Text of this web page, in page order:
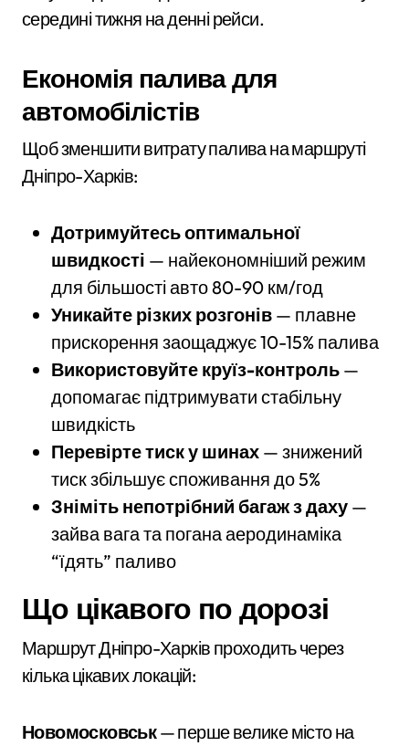
середині тижня на денні рейси.
Економія палива для
автомобілістів
Щоб зменшити витрату палива на маршруті
Дніпро-Харків:
Дотримуйтесь оптимальної
швидкості — найекономніший режим
для більшості авто 80-90 км/год
Уникайте різких розгонів — плавне
прискорення заощаджує 10-15% палива
Використовуйте круїз-контроль —
допомагає підтримувати стабільну
швидкість
Перевірте тиск у шинах — знижений
тиск збільшує споживання до 5%
Зніміть непотрібний багаж з даху —
зайва вага та погана аеродинаміка
“їдять” паливо
Що цікавого по дорозі
Маршрут Дніпро-Харків проходить через
кілька цікавих локацій:
Новомосковськ— перше велике місто на